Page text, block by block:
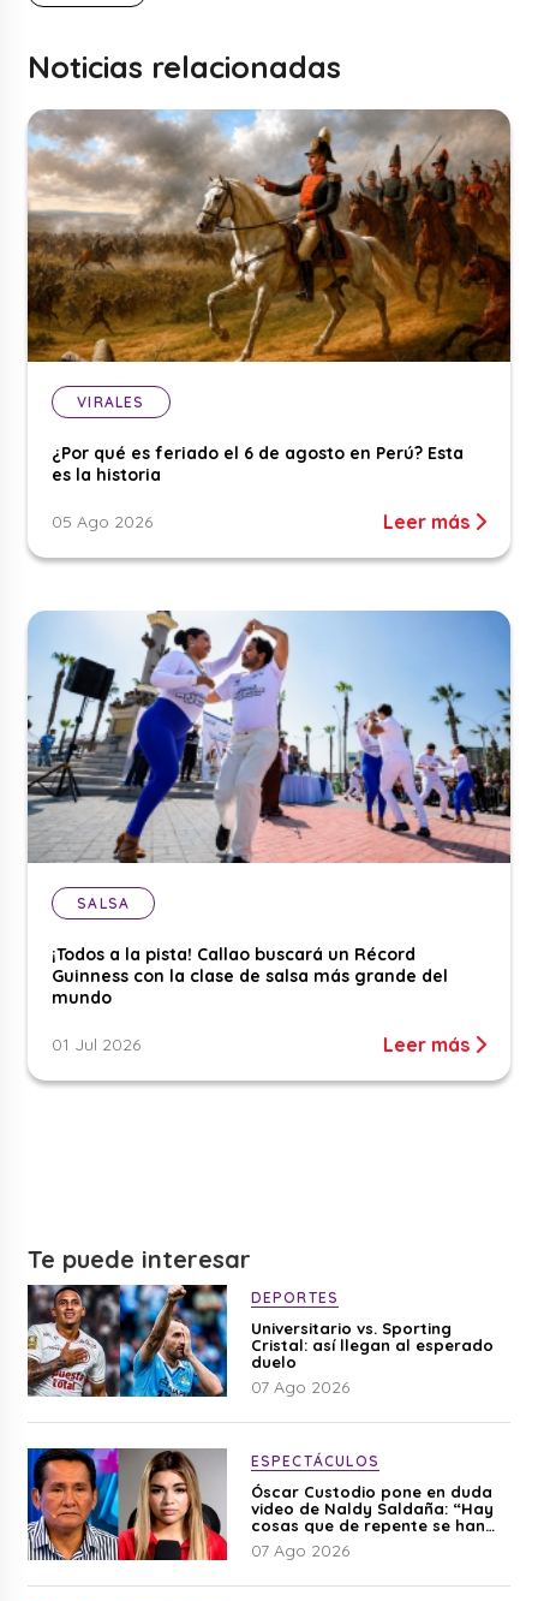
Noticias relacionadas
VIRALES
¿Por qué es feriado el 6 de agosto en Perú? Esta
es la historia
05 Ago 2026 Leer más
SALSA
¡Todos a la pista! Callao buscará un Récord
Guinness con la clase de salsa más grande del
mundo
01 Jul 2026 Leer más
Te puede interesar
DEPORTES
Universitario vs. Sporting
Cristal: así llegan al esperado
duelo
07 Ago 2026
ESPECTÁCULOS
Óscar Custodio pone en duda
video de Naldy Saldaña: “Hay
cosas que de repente se han
editado”
07 Ago 2026